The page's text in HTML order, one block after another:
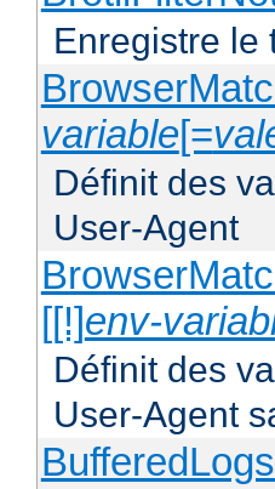
Enregistre le
variable[=
Définit des
User-Agent
[[!]env-
Définit des
User-Agent